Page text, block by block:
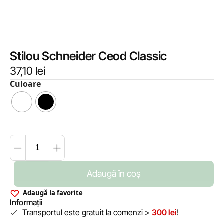
Stilou Schneider Ceod Classic
37,10 lei
Culoare
Adaugă în coș
Adaugă la favorite
Informații
Transportul este gratuit la comenzi > 300 lei!